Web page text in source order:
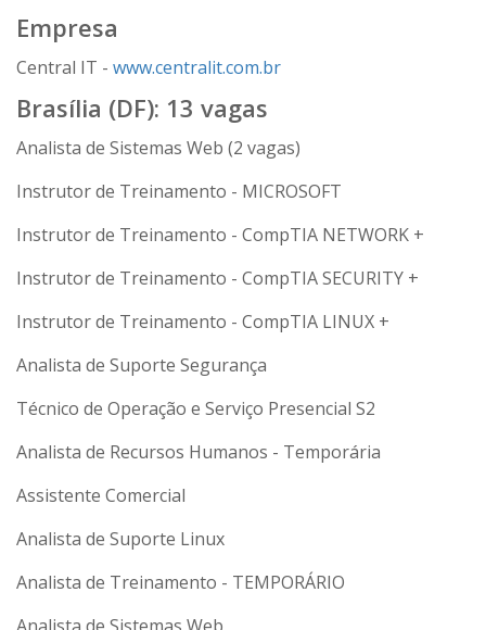
Empresa
Central IT - www.centralit.com.br
Brasília (DF): 13 vagas
Analista de Sistemas Web (2 vagas)
Instrutor de Treinamento - MICROSOFT
Instrutor de Treinamento - CompTIA NETWORK +
Instrutor de Treinamento - CompTIA SECURITY +
Instrutor de Treinamento - CompTIA LINUX +
Analista de Suporte Segurança
Técnico de Operação e Serviço Presencial S2
Analista de Recursos Humanos - Temporária
Assistente Comercial
Analista de Suporte Linux
Analista de Treinamento - TEMPORÁRIO